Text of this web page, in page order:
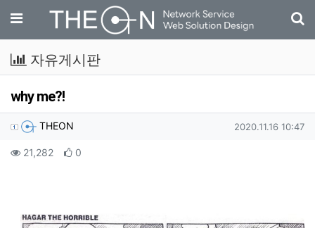
메뉴
자유게시판
why me?!
작성자 정보
THEON 작성일
2020.11.16 10:47
컨텐츠 정보
21,282조회 0